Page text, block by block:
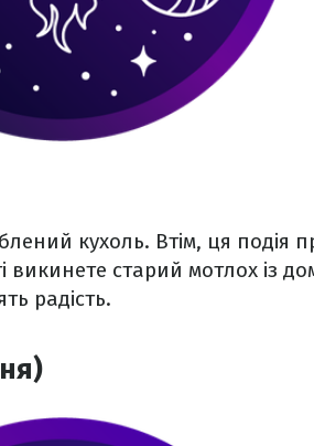
кухоль. Втім, ця подія
старий мотлох із
радість.